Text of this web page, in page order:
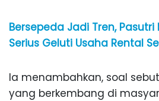
Bersepeda Jadi Tren,
Serius Geluti Usaha Rental
Ia menambahkan, soal
yang berkembang di